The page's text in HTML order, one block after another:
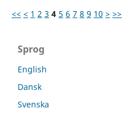
<< < 1 2 3 4 5 6 7 8 9 10 > >>
Sprog
English
Dansk
Svenska